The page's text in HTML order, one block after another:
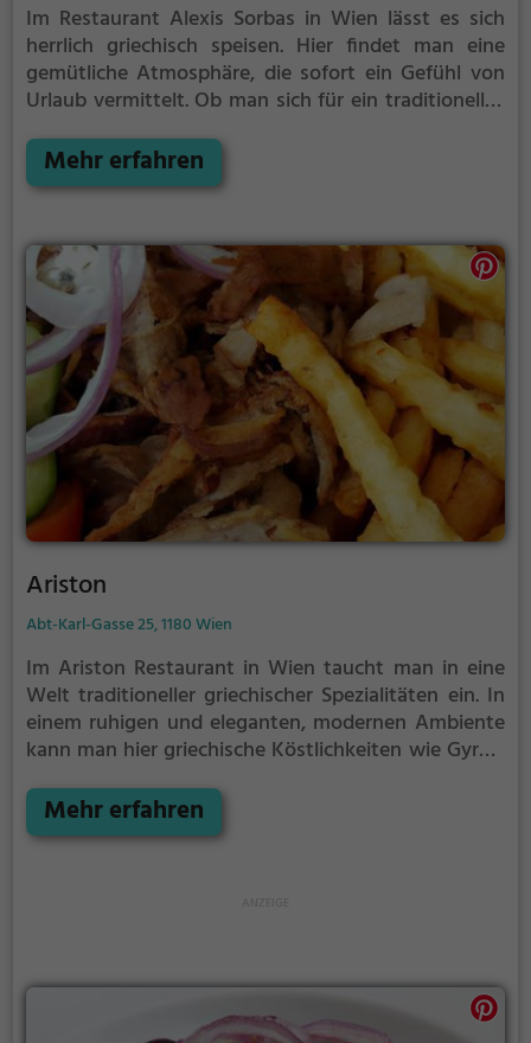
Im Restaurant Alexis Sorbas in Wien lässt es sich
herrlich griechisch speisen. Hier findet man eine
gemütliche Atmosphäre, die sofort ein Gefühl von
Urlaub vermittelt. Ob man sich für ein traditionelles
griechischen Spezialitäten entdeckt, hier kommt
jeder auf seine Kosten. Dazu passend gibt es eine
authentische Erlebnis komplett machen. Tauche ein
in die Welt von Alexis Sorbas und genieße einen
kleinen Ausflug nach Griechenland mitten in Wien.
Lass dich von der herzlichen Gastfreundschaft und
dem köstlichen Essen verwöhnen.
Mehr erfahren
Ariston
Abt-Karl-Gasse 25, 1180 Wien
Im Ariston Restaurant in Wien taucht man in eine
Welt traditioneller griechischer Spezialitäten ein. In
einem ruhigen und eleganten, modernen Ambiente
kann man hier griechische Köstlichkeiten wie Gyros,
Gerichte genießen. Die vielfältige Auswahl an
Getränken und Speisen überzeugt jeden Gast.
Mehr erfahren